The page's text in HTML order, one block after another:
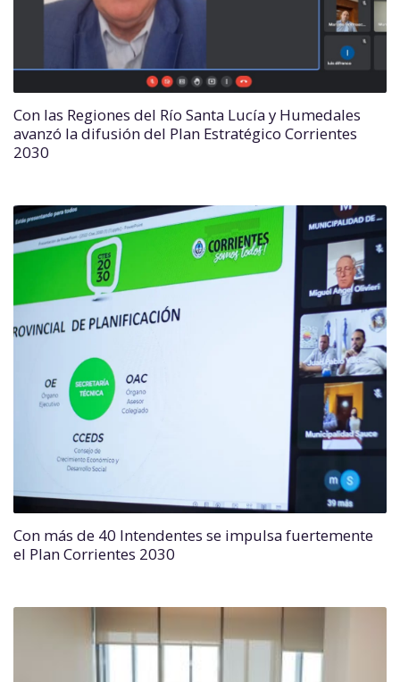
Con las Regiones del Río Santa Lucía y Humedales
avanzó la difusión del Plan Estratégico Corrientes
2030
Con más de 40 Intendentes se impulsa fuertemente
el Plan Corrientes 2030